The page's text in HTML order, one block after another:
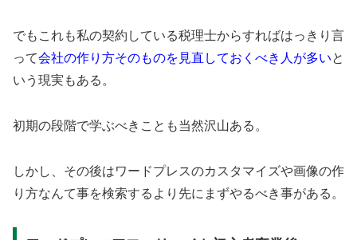
でもこれも私の契約している税理士からすればはっきり言
って会社の作り方そのものを見直しておくべき人が多いと
いう現実もある。
初期の段階で学ぶべきことも当然沢山ある。
しかし、その後はワードプレスのカスタマイズや画像の作
り方なんて事を検索するより先にまずやるべき事がある。